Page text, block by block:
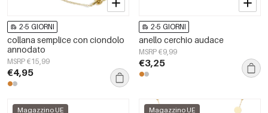
2-5 GIORNI
collana semplice con ciondolo
annodato
MSRP €15,99
€4,95
2-5 GIORNI
anello cerchio audace
MSRP €9,99
€3,25
Magazzino UE Magazzino UE